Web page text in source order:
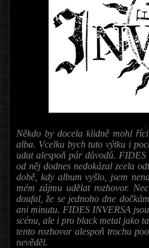
Někdo by docela klidně mohl
alba. Vcelku bych tuto výtku i
udat alespoň pár důvodů.
od něj dodnes nedokázal zcela
době, kdy album vyšlo, jsem
mém zájmu udělat rozhovor.
doufal, že se jednoho dne
ani minutu. FIDES INVERSA
scénu, ale i pro black metal jako
tento rozhovor alespoň trochu
nevěděl.